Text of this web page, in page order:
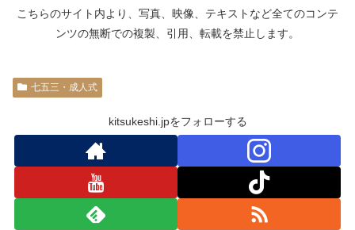
こちらのサイト内より、写真、映像、テキストなど全てのコンテ
ンツの無断での複製、引用、転載を禁止します。
七五三・成人式
kitsukeshi.jpをフォローする